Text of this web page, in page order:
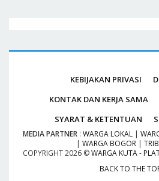
KEBIJAKAN PRIVASI
KONTAK DAN KERJA SAMA
SYARAT & KETENTUAN
MEDIA PARTNER : WARGA LOKAL |
| WARGA BOGOR|
COPYRIGHT2026 ©WARGA KUTA -
BACK TO THE